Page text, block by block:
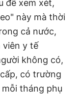
để xem xét,
này mà thời
cả nước,
viên y tế
không có,
có trường
tháng phụ